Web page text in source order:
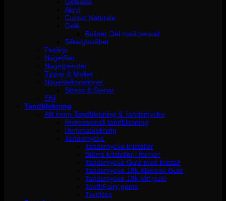
Akryl
Cuccio Naturale
Gelé
Builder Gel med pensel
Silke/glasfiber
Pedikyr
Nagelfilar
Nagelpenslar
Tippar & Mallar
Nageldekorationer
Strass & Stenar
Elfil
Tandblekning
Allt inom Tandblekning & Tandsmycke
Professionell tandblekning
Hemmablekning
Tandsmycke
Tandsmycke kristaller
Större kristaller i former
Tandsmycke Guld med kristall
Tandsmycke 18k Klassisk Guld
Tandsmycke 18k Vitt guld
ToothFairy gems
Twinkles